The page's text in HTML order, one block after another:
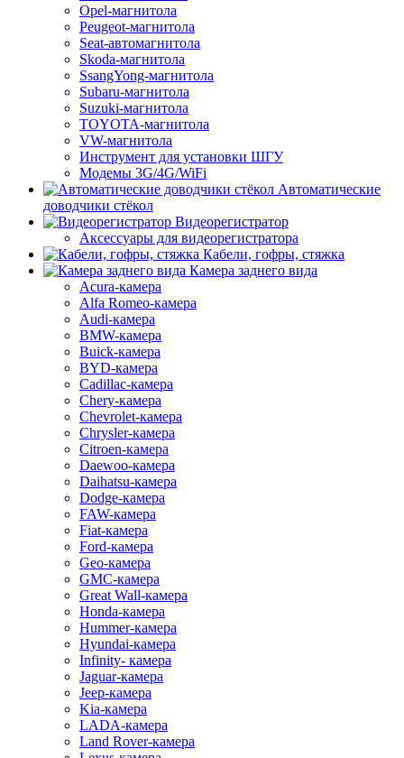
Opel-магнитола
Peugeot-магнитола
Seat-автомагнитола
Skoda-магнитола
SsangYong-магнитола
Subaru-магнитола
Suzuki-магнитола
TOYOTA-магнитола
VW-магнитола
Инструмент для установки ШГУ
Модемы 3G/4G/WiFi
Автоматические
доводчики стёкол
Видеорегистратор
Аксессуары для видеорегистратора
Кабели, гофры, стяжка
Камера заднего вида
Acura-камера
Alfa Romeo-камера
Audi-камера
BMW-камера
Buick-камера
BYD-камера
Cadillac-камера
Chery-камера
Chevrolet-камера
Chrysler-камера
Citroen-камера
Daewoo-камера
Daihatsu-камера
Dodge-камера
FAW-камера
Fiat-камера
Ford-камера
Geo-камера
GMC-камера
Great Wall-камера
Honda-камера
Hummer-камера
Hyundai-камера
Infinity- камера
Jaguar-камера
Jeep-камера
Kia-камера
LADA-камера
Land Rover-камера